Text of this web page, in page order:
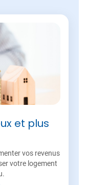
et plus
vos revenus
votre logement